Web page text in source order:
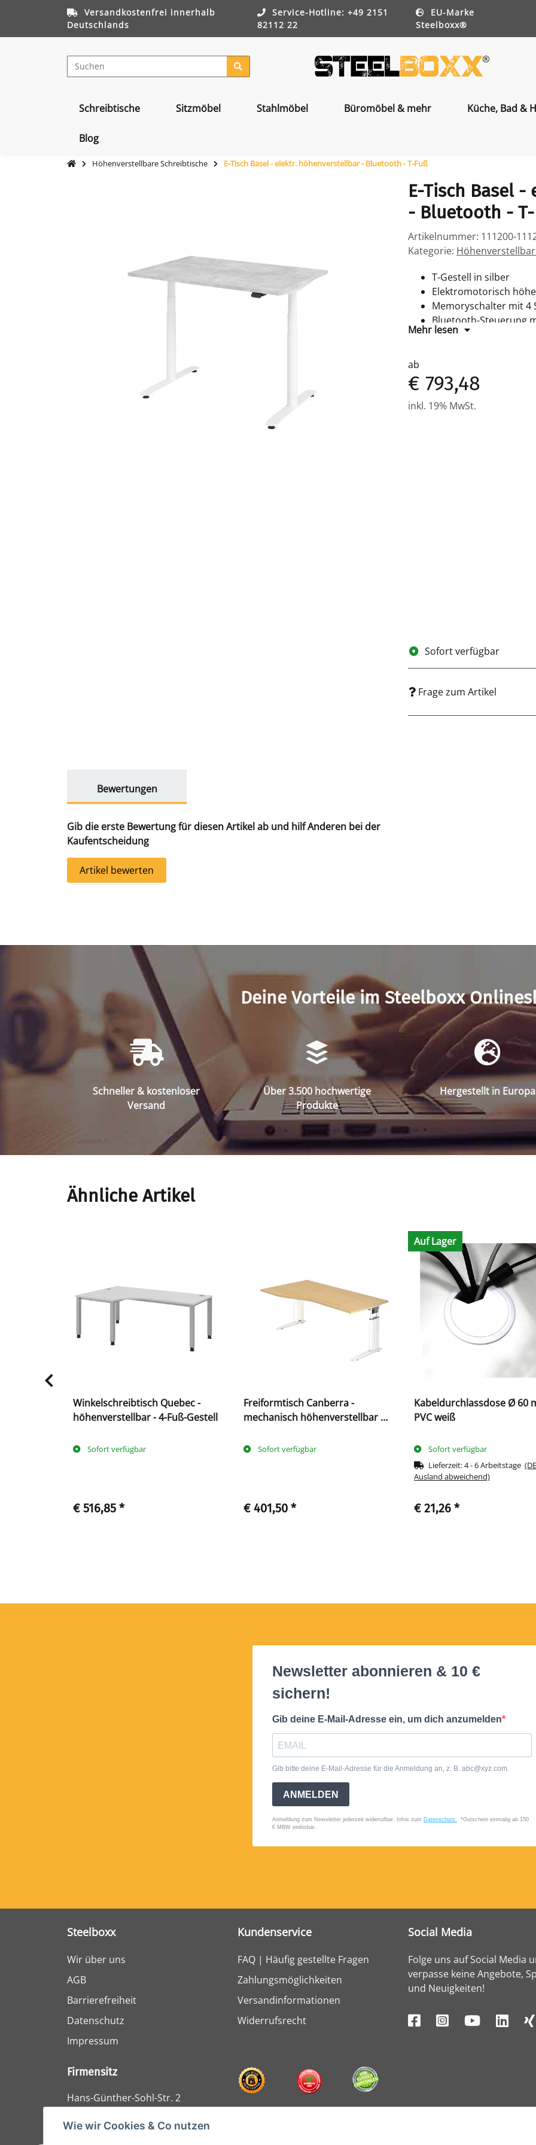
Wie wir Cookies & Co nutzen
Versandkostenfrei innerhalb
Deutschlands
Service-Hotline: +49 2151
82112 22
EU-Marke
Steelboxx®
Schreibtische Sitzmöbel Stahlmöbel Büromöbel & mehr Küche, Bad &
Blog
Höhenverstellbare Schreibtische E-Tisch Basel - elektr. höhenverstellbar - Bluetooth - T-Fuß
E-Tisch Basel
- Bluetooth -
Artikelnummer: 111200-
Kategorie:
T-Gestell in silber
Elektromotorisch
Memoryschalter mit 4
Bluetooth-Steuerung
Mehr lesen
ab
€ 793,48
inkl. 19% MwSt.
Sofort verfügbar
Frage zum Artikel
Bewertungen
Gib die erste Bewertung für diesen Artikel ab und hilf Anderen bei der
Kaufentscheidung
Artikel bewerten
Deine Vorteile im Steelboxx
Schneller & kostenloser
Versand
Über 3.500 hochwertige
Produkte
Hergestellt in Europa
Ähnliche Artikel
Winkelschreibtisch Quebec -
höhenverstellbar - 4-Fuß-Gestell
Sofort verfügbar
€ 516,85 *
Freiformtisch Canberra -
mechanisch höhenverstellbar -
Sofort verfügbar
€ 401,50 *
Auf Lager
Kabeldurchlassdose Ø 60
PVC weiß
Sofort verfügbar
Lieferzeit:4 - 6 Arbeitstage
Ausland abweichend)
€ 21,26 *
Steelboxx
Wir über uns
AGB
Barrierefreiheit
Datenschutz
Impressum
Kundenservice
FAQ | Häufig gestellte Fragen
Zahlungsmöglichkeiten
Versandinformationen
Widerrufsrecht
Social Media
Folge uns auf Social Media
verpasse keine Angebote,
und Neuigkeiten!
Firmensitz
Hans-Günther-Sohl-Str. 2